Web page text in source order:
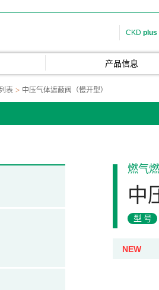
CKD plus
产品信息
表 中压气体遮蔽阀（慢开型）
燃气
中
型号
NEW